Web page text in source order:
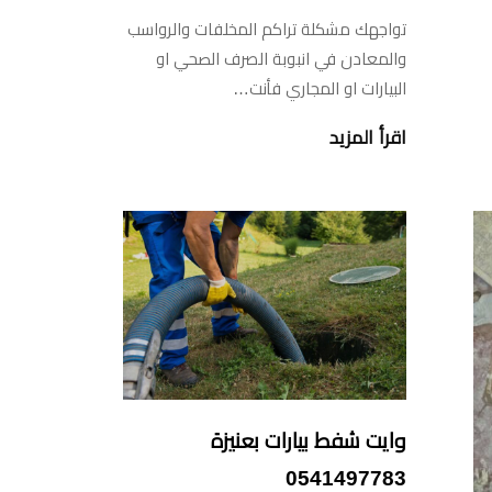
تواجهك مشكلة تراكم المخلفات والرواسب
والمعادن في انبوبة الصرف الصحي او
البيارات او المجاري فأنت…
اقرأ المزيد
وايت شفط بيارات بعنيزة
0541497783